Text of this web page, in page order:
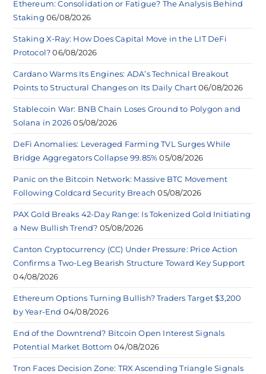
Ethereum: Consolidation or Fatigue? The Analysis Behind
Staking 06/08/2026
Staking X-Ray: How Does Capital Move in the LIT DeFi
Protocol? 06/08/2026
Cardano Warms Its Engines: ADA’s Technical Breakout
Points to Structural Changes on Its Daily Chart 06/08/2026
Stablecoin War: BNB Chain Loses Ground to Polygon and
Solana in 2026 05/08/2026
DeFi Anomalies: Leveraged Farming TVL Surges While
Bridge Aggregators Collapse 99.85% 05/08/2026
Panic on the Bitcoin Network: Massive BTC Movement
Following Coldcard Security Breach 05/08/2026
PAX Gold Breaks 42-Day Range: Is Tokenized Gold Initiating
a New Bullish Trend? 05/08/2026
Canton Cryptocurrency (CC) Under Pressure: Price Action
Confirms a Two-Leg Bearish Structure Toward Key Support
04/08/2026
Ethereum Options Turning Bullish? Traders Target $3,200
by Year-End 04/08/2026
End of the Downtrend? Bitcoin Open Interest Signals
Potential Market Bottom 04/08/2026
Tron Faces Decision Zone: TRX Ascending Triangle Signals